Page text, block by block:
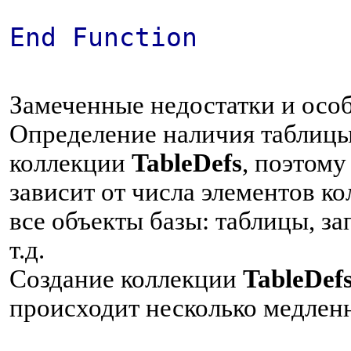
End
Function
Замеченные недостатки и
Определение наличия
коллекции TableDefs,
зависит от числа элементов
все объекты базы: таблицы,
т.д.
Создание коллекции
происходит несколько